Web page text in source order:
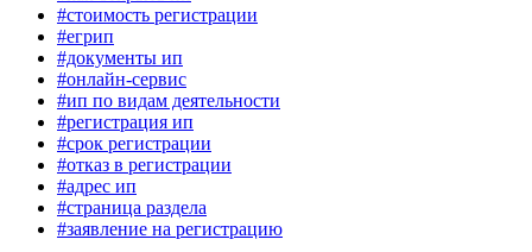
#стоимость регистрации
#егрип
#документы ип
#онлайн-сервис
#ип по видам деятельности
#регистрация ип
#срок регистрации
#отказ в регистрации
#адрес ип
#страница раздела
#заявление на регистрацию